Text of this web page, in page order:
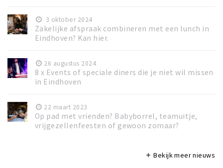
3 oktober 2024
Zakelijke afspraak combineren met een lunch in
Eindhoven? Kan hier.
26 augustus 2024
8 x Events of speciale diners die je niet wil missen
in Eindhoven
22 maart 2023
Op pad met vrienden? Babyborrel, teamuitje,
vrijgezellenfeesten of gewoon zomaar?
add Bekijk meer nieuws